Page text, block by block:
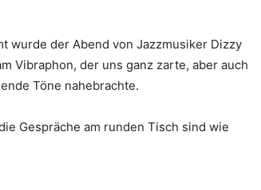
wurde der Abend von Jazzmusiker Dizzy
Vibraphon, der uns ganz zarte, aber auch
Töne nahebrachte.
Gespräche am runden Tisch sind wie